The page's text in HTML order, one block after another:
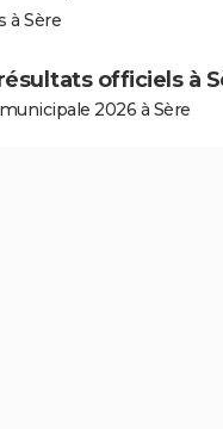
à Sère
officiels à
2026 à Sère